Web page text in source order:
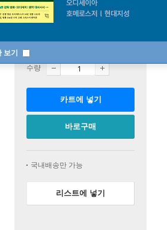
보기
판매중
수량
카트에 넣기
바로구매
국내배송만 가능
리스트에 넣기